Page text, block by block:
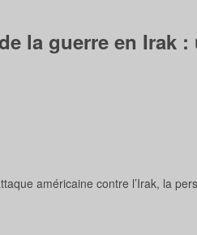
la guerre en Irak :
américaine contre l’Irak, la